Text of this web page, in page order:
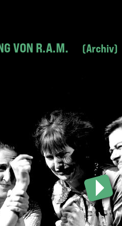
VON R.A.M. Archiv